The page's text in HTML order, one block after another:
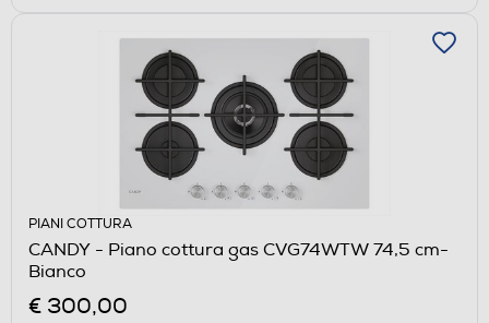
PIANI COTTURA
CANDY - Piano cottura gas CVG74WTW 74,5 cm-
Bianco
€ 300,00